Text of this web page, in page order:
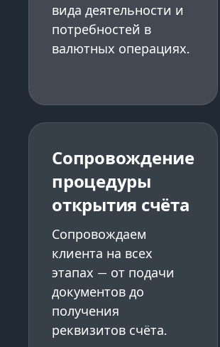
вида деятельности и
потребностей в
валютных операциях.
Сопровождение
процедуры
открытия счёта
Сопровождаем
клиента на всех
этапах — от подачи
документов до
получения
реквизитов счёта.